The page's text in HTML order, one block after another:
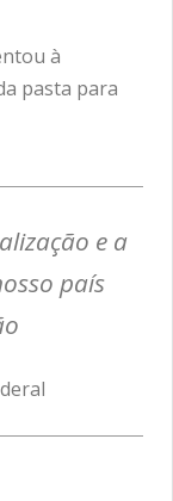
à
pasta para
e a
país